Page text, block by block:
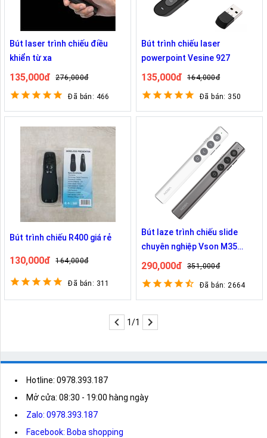
Bút laser trình chiếu điều
khiển từ xa
135,000đ 276,000đ
Đã bán: 466
Bút trình chiếu laser
powerpoint Vesine 927
135,000đ 164,000đ
Đã bán: 350
Bút trình chiếu R400 giá rẻ
130,000đ 164,000đ
Đã bán: 311
Bút laze trình chiếu slide
chuyên nghiệp Vson M35
chính hãng
290,000đ 351,000đ
Đã bán: 2664
1/1
Hotline: 0978.393.187
Mở cửa: 08:30 - 19:00 hàng ngày
Zalo: 0978.393.187
Facebook: Boba shopping